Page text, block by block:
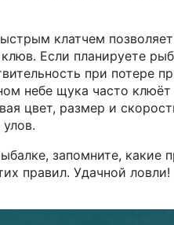
клатчем
Если планируете
при потере
небе щука часто клюёт
цвет, размер и
запомните, какие
правил. Удачной ловли!